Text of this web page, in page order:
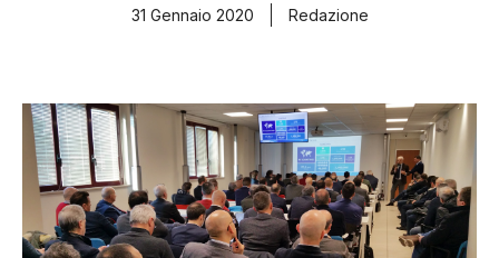
31 Gennaio 2020
Redazione